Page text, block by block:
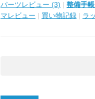
パーツレビュー (3) | 整備手
マレビュー | 買い物記録 | ラ